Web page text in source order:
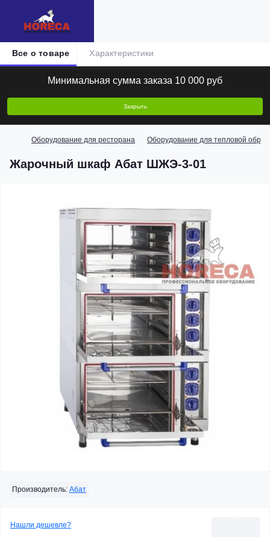
Минимальная сумма заказа 10 000 руб
Закрыть
Оборудование для ресторана Оборудование для тепловой
Жарочный шкаф Абат ШЖЭ-3-01
Все о товаре Характеристики
Производитель: Абат
Нашли дешевле?